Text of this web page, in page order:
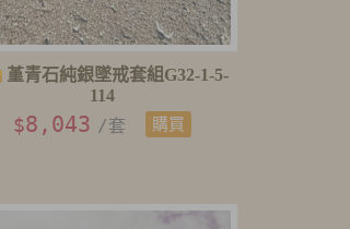
堇青石純銀墜戒套組G32-1-5-
114
$8,043 /套 購買